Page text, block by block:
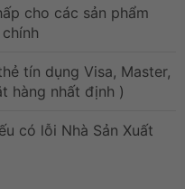
cho các sản phẩm
tín dụng Visa, Master,
hàng nhất định )
có lỗi Nhà Sản Xuất